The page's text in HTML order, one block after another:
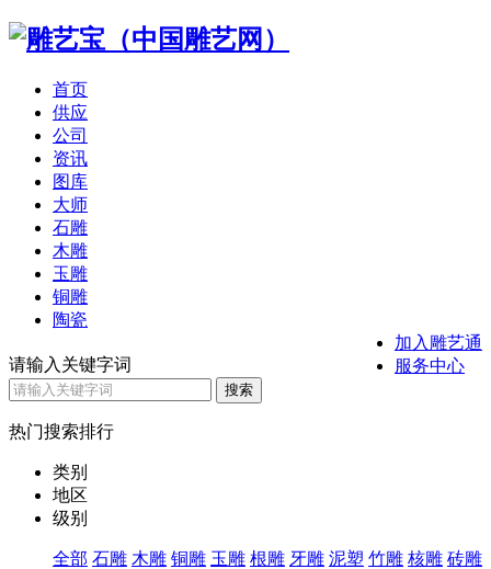
首页
供应
公司
资讯
图库
大师
石雕
木雕
玉雕
铜雕
陶瓷
加入雕艺通
服务中心
请输入关键字词
热门搜索排行
类别
地区
级别
全部 石雕 木雕 铜雕 玉雕 根雕 牙雕 泥塑 竹雕 核雕 砖雕